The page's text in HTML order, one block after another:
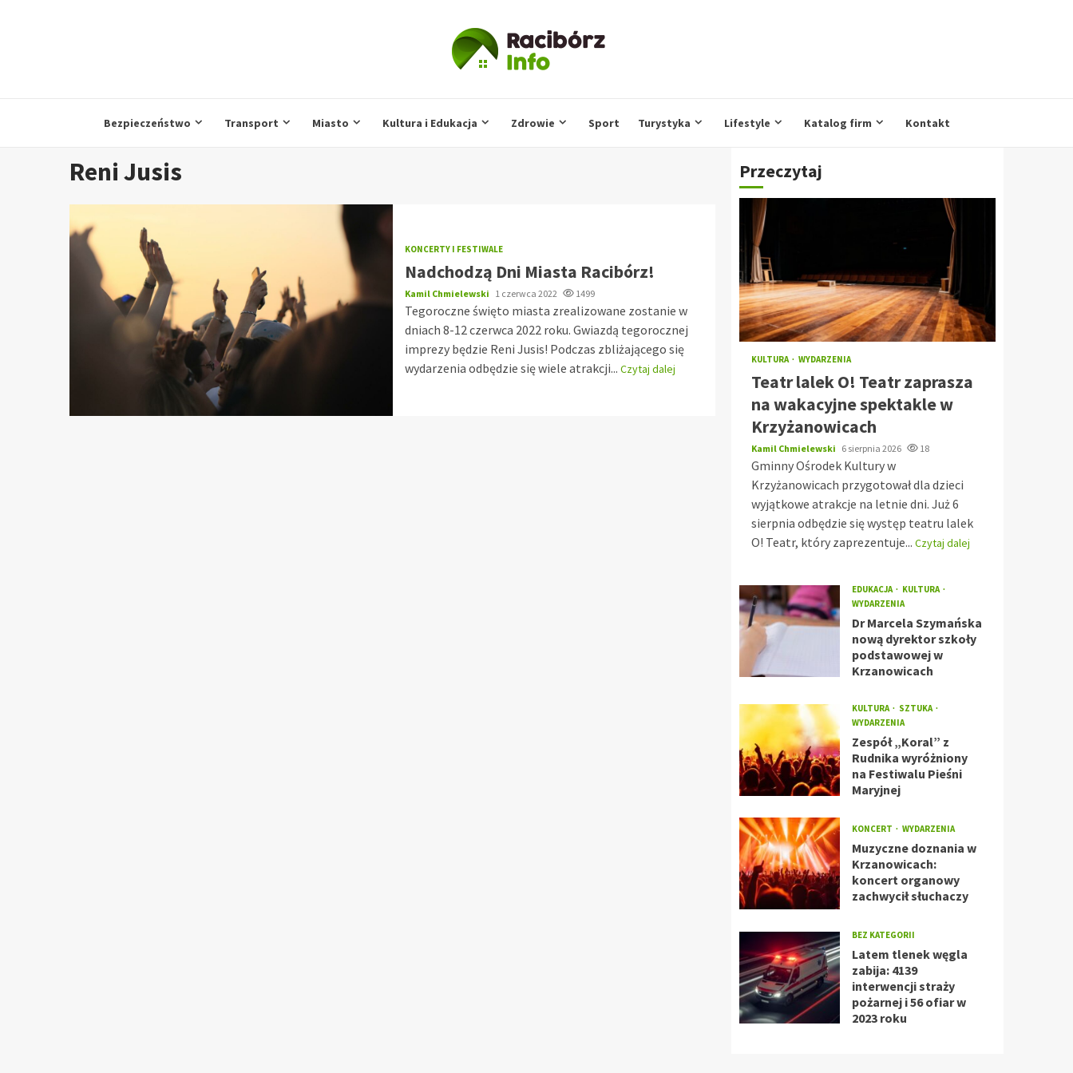
Bezpieczeństwo Transport Miasto Kultura i Edukacja Zdrowie Sport Turystyka Lifestyle Katalog firm Kontakt
Reni Jusis
KONCERTY I FESTIWALE
Nadchodzą Dni Miasta Racibórz!
Kamil Chmielewski 1 czerwca 2022 1499
Tegoroczne święto miasta zrealizowane zostanie w
dniach 8-12 czerwca 2022 roku. Gwiazdą tegorocznej
imprezy będzie Reni Jusis! Podczas zbliżającego się
wydarzenia odbędzie się wiele atrakcji... Czytaj dalej
Przeczytaj
KULTURA WYDARZENIA
Teatr lalek O! Teatr zaprasza
na wakacyjne spektakle w
Krzyżanowicach
Kamil Chmielewski 6 sierpnia 2026 18
Gminny Ośrodek Kultury w
Krzyżanowicach przygotował dla dzieci
wyjątkowe atrakcje na letnie dni. Już 6
sierpnia odbędzie się występ teatru lalek
O! Teatr, który zaprezentuje... Czytaj dalej
EDUKACJA
KULTURA
WYDARZENIA
Dr Marcela Szymańska
nową dyrektor szkoły
podstawowej w
Krzanowicach
KULTURA
SZTUKA
WYDARZENIA
Zespół „Koral” z
Rudnika wyróżniony
na Festiwalu Pieśni
Maryjnej
KONCERT WYDARZENIA
Muzyczne doznania w
Krzanowicach:
koncert organowy
zachwycił słuchaczy
BEZ KATEGORII
Latem tlenek węgla
zabija: 4139
interwencji straży
pożarnej i 56 ofiar w
2023 roku